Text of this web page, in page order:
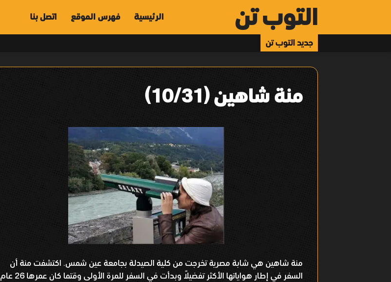
التوب تن الرئيسية فهرس الموقع اتصل بنا
جديد التوب تن
منة شاهين (10/31)
منة شاهين هي شابة مصرية تخرجت من كلية الصيدلة بجامعة عين شمس. اكتشفت منة أن
السفر في إطار هواياتها الأكثر تفضيلاً وبدأت في السفر للمرة الأولى وقتما كان عمرها 26 عام